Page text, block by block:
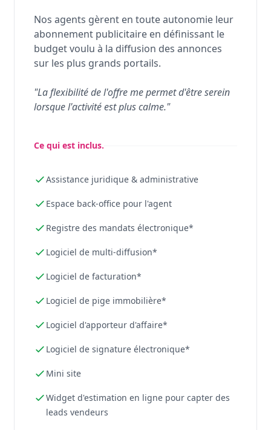
Nos agents gèrent en toute autonomie leur
abonnement publicitaire en définissant le
budget voulu à la diffusion des annonces
sur les plus grands portails.
"La flexibilité de l'offre me permet d'être serein
lorsque l'activité est plus calme."
Ce qui est inclus.
Assistance juridique & administrative
Espace back-office pour l'agent
Registre des mandats électronique*
Logiciel de multi-diffusion*
Logiciel de facturation*
Logiciel de pige immobilière*
Logiciel d'apporteur d'affaire*
Logiciel de signature électronique*
Mini site
Widget d'estimation en ligne pour capter des
leads vendeurs